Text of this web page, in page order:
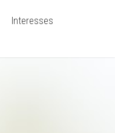
Interesses